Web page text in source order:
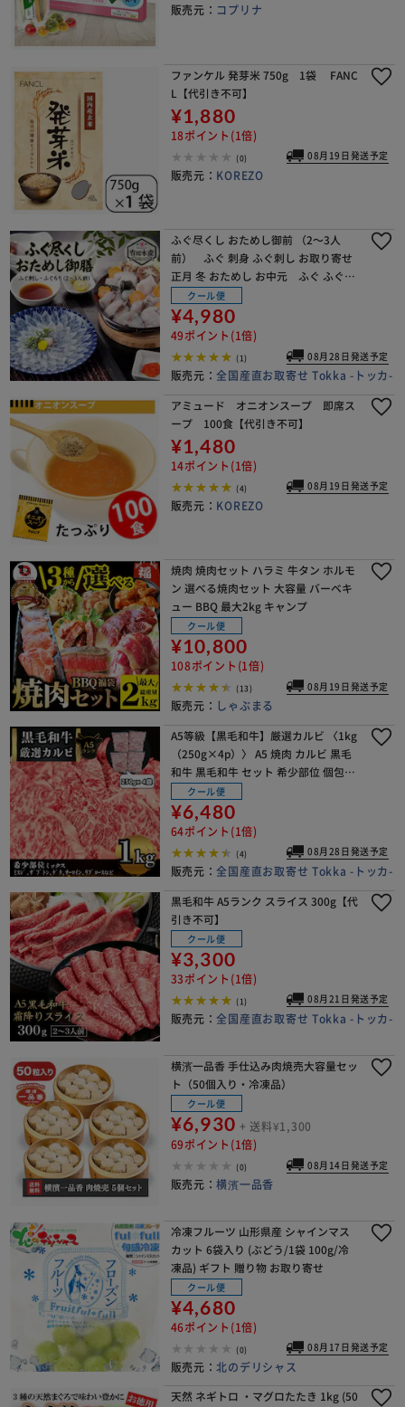
販売元： コプリナ
ファンケル 発芽米 750g 1袋 FANC
L【代引き不可】
¥1,880
18ポイント(1倍)
(0) 08月19日発送予定
販売元： KOREZO
ふぐ尽くし おためし御前 （2～3人
前） ふぐ 刺身 ふぐ刺し お取り寄せ
正月 冬 おためし お中元 ふぐ ふぐ刺
し ふぐ鍋 てっさ てっちり ふぐ料理 高
級 国産 ギフト お取り寄せ お歳暮 年
クール便
¥4,980
49ポイント(1倍)
(1) 08月28日発送予定
販売元： 全国産直お取寄せ Tokka -トッカ-
アミュード オニオンスープ 即席ス
ープ 100食【代引き不可】
¥1,480
14ポイント(1倍)
(4) 08月19日発送予定
販売元： KOREZO
焼肉 焼肉セット ハラミ 牛タン ホルモ
ン 選べる焼肉セット 大容量 バーベキ
ュー BBQ 最大2kg キャンプ
クール便
¥10,800
108ポイント(1倍)
(13) 08月19日発送予定
販売元： しゃぶまる
A5等級【黒毛和牛】厳選カルビ 〈1kg
（250g×4p）〉 A5 焼肉 カルビ 黒毛
和牛 黒毛和牛 セット 希少部位 個包装
【代引き不可】
クール便
¥6,480
64ポイント(1倍)
(4) 08月28日発送予定
販売元： 全国産直お取寄せ Tokka -トッカ-
黒毛和牛 A5ランク スライス 300g【代
引き不可】
クール便
¥3,300
33ポイント(1倍)
(1) 08月21日発送予定
販売元： 全国産直お取寄せ Tokka -トッカ-
横濱一品香 手仕込み肉焼売大容量セッ
ト（50個入り・冷凍品）
クール便
¥6,930 + 送料¥1,300
69ポイント(1倍)
(0) 08月14日発送予定
販売元：横濱一品香
冷凍フルーツ 山形県産 シャインマス
カット 6袋入り (ぶどう/1袋 100g/冷
凍品) ギフト 贈り物 お取り寄せ
クール便
¥4,680
46ポイント(1倍)
(0) 08月17日発送予定
販売元：北のデリシャス
天然 ネギトロ ・マグロたたき 1kg (50